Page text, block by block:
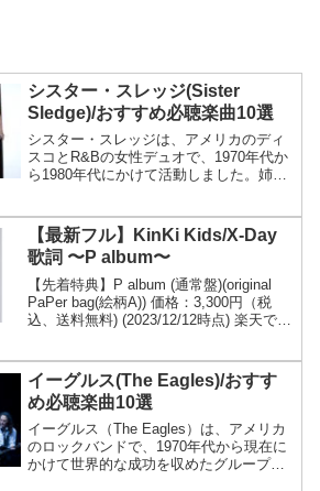
シスター・スレッジ(Sister
Sledge)/おすすめ必聴楽曲10選
シスター・スレッジは、アメリカのディ
スコとR&Bの女性デュオで、1970年代か
ら1980年代にかけて活動しました。姉妹
1979年にリリースされたヒット曲「We
Are F...
【最新フル】KinKi Kids/X-Day
歌詞 〜P album〜
【先着特典】P album (通常盤)(original
PaPer bag(絵柄A)) 価格：3,300円（税
込、送料無料) (2023/12/12時点) 楽天で購
イーグルス(The Eagles)/おすす
め必聴楽曲10選
イーグルス（The Eagles）は、アメリカ
のロックバンドで、1970年代から現在に
かけて世界的な成功を収めたグループの